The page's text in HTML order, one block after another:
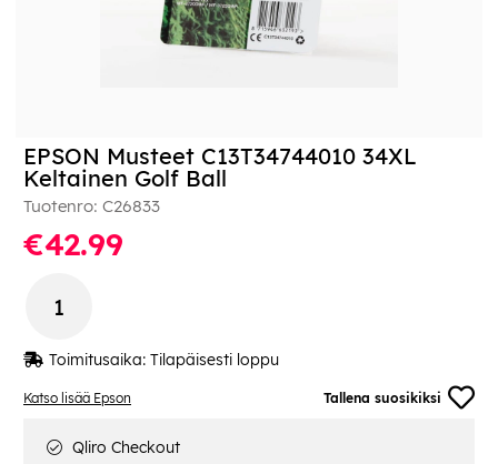
Katso lisää Epson Tallena suosikiksi
EPSON Musteet C13T34744010 34XL
Keltainen Golf Ball
Tuotenro: C26833
€42.99
Toimitusaika: Tilapäisesti loppu
Qliro Checkout